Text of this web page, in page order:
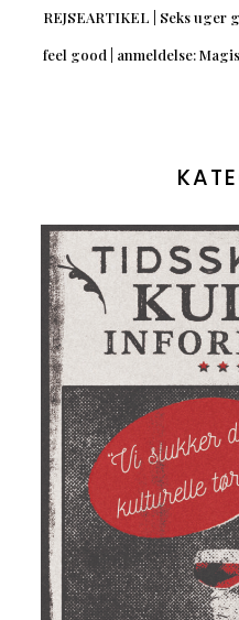
REJSEARTIKEL | Seks uger
feel good | anmeldelse: